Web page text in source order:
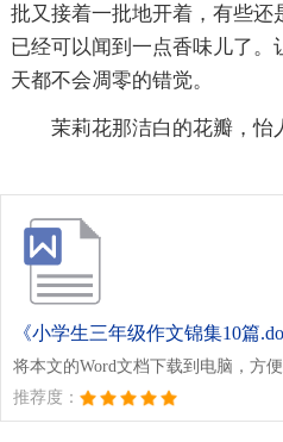
批又接着一批地开着，有些还
已经可以闻到一点香味儿了。
天都不会凋零的错觉。
茉莉花那洁白的花瓣，怡
《小学生三年级作文锦集10篇
将本文的Word文档下载到电脑，方
推荐度：